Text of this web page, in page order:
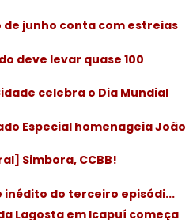
junho conta com estreias
deve levar quase 100
celebra o Dia Mundial
Especial homenageia João
Simbora, CCBB!
inédito do terceiro episódi...
Lagosta em Icapuí começa